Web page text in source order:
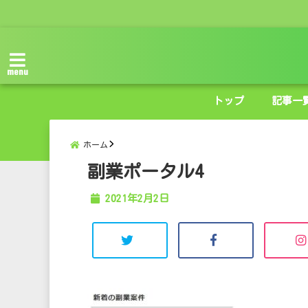
menu
トップ 記事一
ホーム
副業ポータル4
2021年2月2日